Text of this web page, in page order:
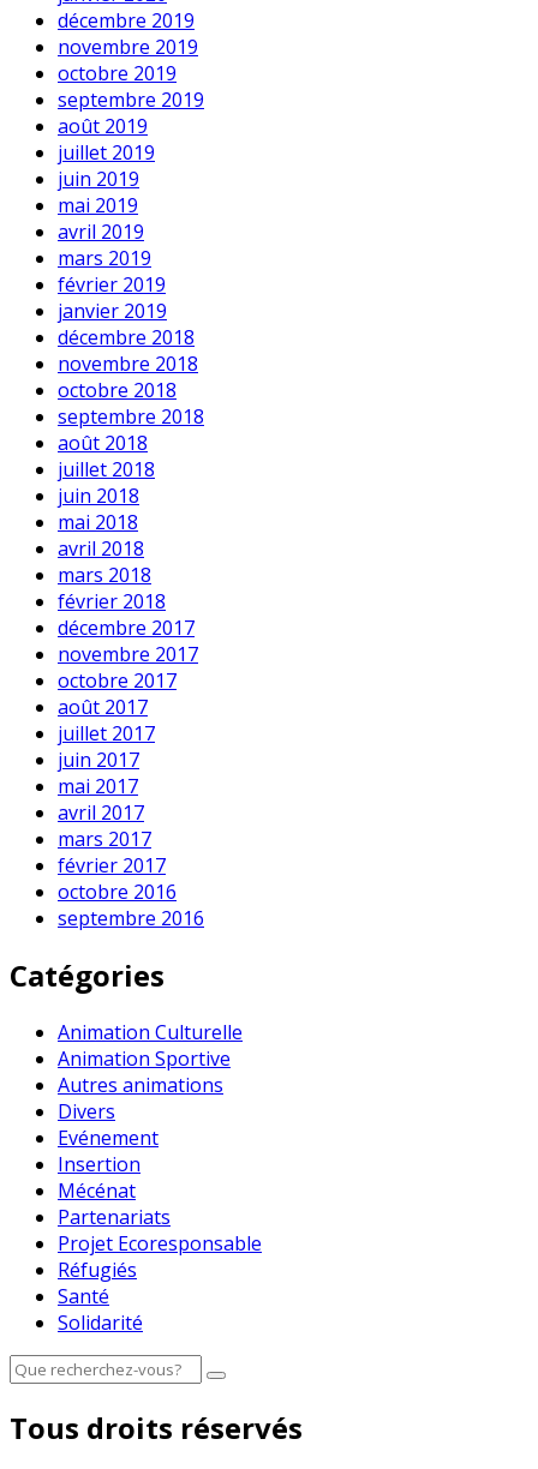
décembre 2019
novembre 2019
octobre 2019
septembre 2019
août 2019
juillet 2019
juin 2019
mai 2019
avril 2019
mars 2019
février 2019
janvier 2019
décembre 2018
novembre 2018
octobre 2018
septembre 2018
août 2018
juillet 2018
juin 2018
mai 2018
avril 2018
mars 2018
février 2018
décembre 2017
novembre 2017
octobre 2017
août 2017
juillet 2017
juin 2017
mai 2017
avril 2017
mars 2017
février 2017
octobre 2016
septembre 2016
Catégories
Animation Culturelle
Animation Sportive
Autres animations
Divers
Evénement
Insertion
Mécénat
Partenariats
Projet Ecoresponsable
Réfugiés
Santé
Solidarité
Tous droits réservés